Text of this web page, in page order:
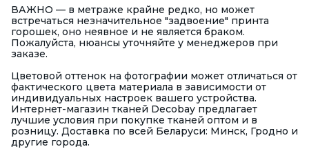
ВАЖНО — в метраже крайне редко, но может
встречаться незначительное "задвоение" принта
горошек, оно неявное и не является браком.
Пожалуйста, нюансы уточняйте у менеджеров при
заказе.
Цветовой оттенок на фотографии может отличаться от
фактического цвета материала в зависимости от
индивидуальных настроек вашего устройства.
Интернет-магазин тканей Decobay предлагает
лучшие условия при покупке тканей оптом и в
розницу. Доставка по всей Беларуси: Минск, Гродно и
другие города.